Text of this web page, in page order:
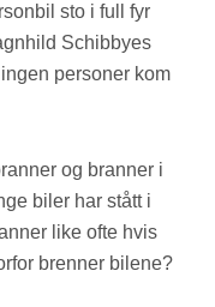
sto i full fyr
Schibbyes
personer kom
og branner i
biler har stått i
like ofte hvis
brenner bilene?